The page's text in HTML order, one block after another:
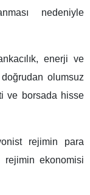
nedeniyle
enerji ve
olumsuz
ve borsada hisse
rejimin para
rejimin ekonomisi